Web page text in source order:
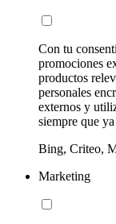
Con tu
promociones
productos
personales
externos y
siempre que
Bing, Criteo,
Marketing